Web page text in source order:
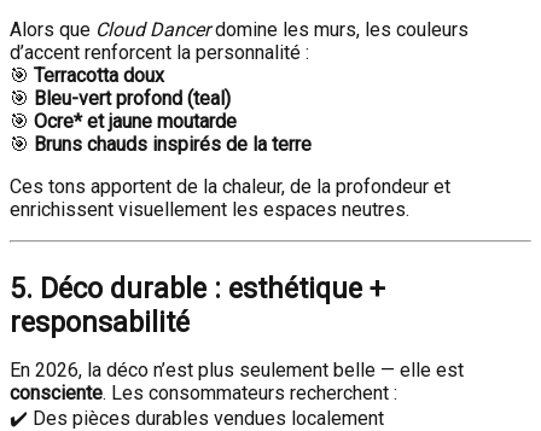
Alors que Cloud Dancerdomine les murs, les couleurs
d’accent renforcent la personnalité :
🎯 Terracotta doux
🎯 Bleu-vert profond (teal)
🎯 Ocre* et jaune moutarde
🎯 Bruns chauds inspirés de la terre
Ces tons apportent de la chaleur, de la profondeur et
enrichissent visuellement les espaces neutres.
5. Déco durable : esthétique +
responsabilité
En 2026, la déco n’est plus seulement belle — elle est
consciente. Les consommateurs recherchent :
✔️ Des pièces durables vendues localement